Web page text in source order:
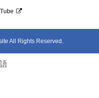
All Rights Reserved.